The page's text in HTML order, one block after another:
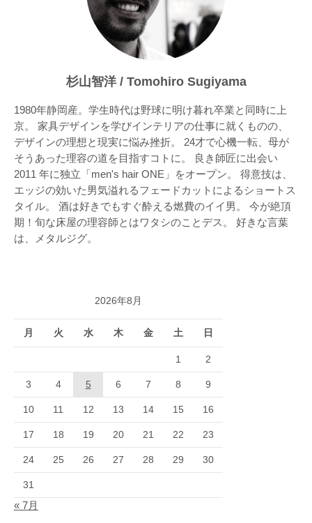
杉山智洋 / Tomohiro Sugiyama
1980年静岡産。学生時代は野球に明け暮れ卒業と同時に上
京。 家具デザインを学びインテリアの仕事に就くものの、
デザインの理想と現実に悩み挫折。 24才で心機一転、母が
そうあった理容の道を目指すコトに。 良き師匠に出会い
2011 年に独立「men's hair ONE」をオープン。 得意技は、
エッジの効いた男気溢れるフェードカットによるショートス
タイル。 酒は好きでもすぐ酔える燃費のイイ男。 今が絶頂
期！旬な床屋の理容師とはワタシのことデス。 好きな言葉
は、メタルジグ。
2026年8月
月 火 水 木 金 土 日
1 2
3 4 5 6 7 8 9
10 11 12 13 14 15 16
17 18 19 20 21 22 23
24 25 26 27 28 29 30
31
« 7月